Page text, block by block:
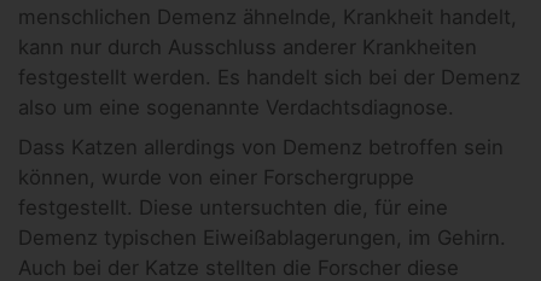
menschlichen Demenz ähnelnde, Krankheit handelt,
kann nur durch Ausschluss anderer Krankheiten
festgestellt werden. Es handelt sich bei der Demenz
also um eine sogenannte Verdachtsdiagnose.
Dass Katzen allerdings von Demenz betroffen sein
können, wurde von einer Forschergruppe
festgestellt. Diese untersuchten die, für eine
Demenz typischen Eiweißablagerungen, im Gehirn.
Auch bei der Katze stellten die Forscher diese